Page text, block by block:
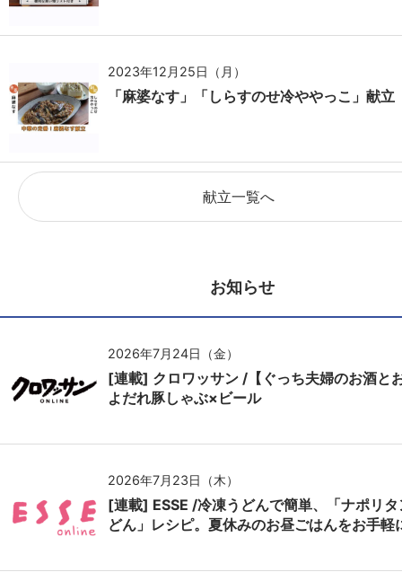
2023年12月25日（月）
「麻婆なす」「しらすのせ冷ややっこ」献立
献立一覧へ
お知らせ
2026年7月24日（金）
[連載] クロワッサン /【ぐっち夫婦のお酒と
よだれ豚しゃぶ×ビール
2026年7月23日（木）
[連載] ESSE /冷凍うどんで簡単、「ナポリ
どん」レシピ。夏休みのお昼ごはんをお手軽